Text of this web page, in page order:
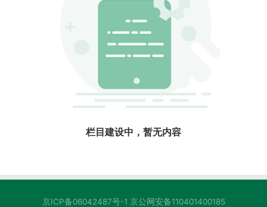
栏目建设中，暂无内容
京ICP备06042487号-1 京公网安备110401400185